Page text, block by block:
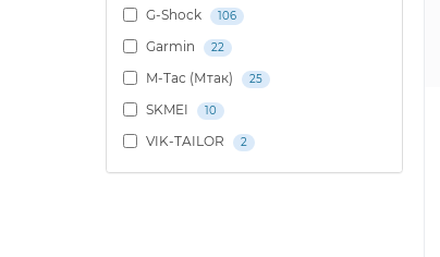
G-Shock 106
Garmin 22
M-Tac (Мтак) 25
SKMEI 10
VIK-TAILOR 2